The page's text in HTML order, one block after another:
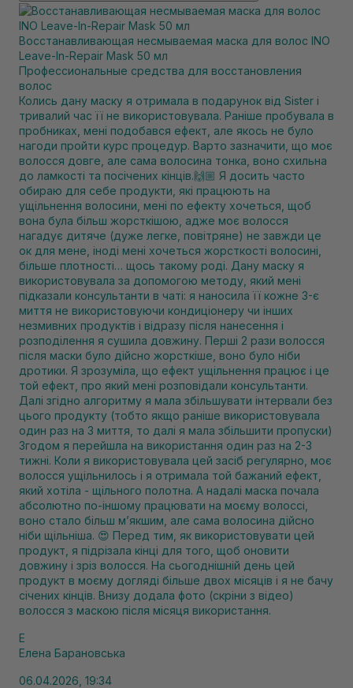
Восстанавливающая несмываемая маска для волос INO
Leave-In-Repair Mask 50 мл
Профессиональные средства для восстановления
волос
Колись дану маску я отримала в подарунок від Sister і
тривалий час її не використовувала. Раніше пробувала в
пробниках, мені подобався ефект, але якось не було
нагоди пройти курс процедур. Варто зазначити, що моє
волосся довге, але сама волосина тонка, воно схильна
до ламкості та посічених кінців.🙌🏼 Я досить часто
обираю для себе продукти, які працюють на
ущільнення волосини, мені по ефекту хочеться, щоб
вона була більш жорсткішою, адже моє волосся
нагадує дитяче (дуже легке, повітряне) не завжди це
ок для мене, іноді мені хочеться жорсткості волосині,
більше плотності… щось такому роді. Дану маску я
використовувала за допомогою методу, який мені
підказали консультанти в чаті: я наносила її кожне 3-є
миття не використовуючи кондиціонеру чи інших
незмивних продуктів і відразу після нанесення і
розподілення я сушила довжину. Перші 2 рази волосся
після маски було дійсно жорсткіше, воно було ніби
дротики. Я зрозуміла, що ефект ущільнення працює і це
той ефект, про який мені розповідали консультанти.
Далі згідно алгоритму я мала збільшувати інтервали без
цього продукту (тобто якщо раніше використовувала
один раз на 3 миття, то далі я мала збільшити пропуски)
Згодом я перейшла на використання один раз на 2-3
тижні. Коли я використовувала цей засіб регулярно, моє
волосся ущільнилось і я отримала той бажаний ефект,
який хотіла - щільного полотна. А надалі маска почала
абсолютно по-іншому працювати на моєму волоссі,
воно стало більш м’якшим, але сама волосина дійсно
ніби щільніша. 😍 Перед тим, як використовувати цей
продукт, я підрізала кінці для того, щоб оновити
довжину і зріз волосся. На сьогоднішній день цей
продукт в моєму догляді більше двох місяців і я не бачу
січених кінців. Внизу додала фото (скріни з відео)
волосся з маскою після місяця використання.
Е
Елена Барановська
06.04.2026, 19:34